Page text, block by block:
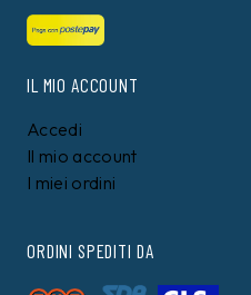
IL MIO ACCOUNT
Accedi
Il mio account
I miei ordini
ORDINI SPEDITI DA